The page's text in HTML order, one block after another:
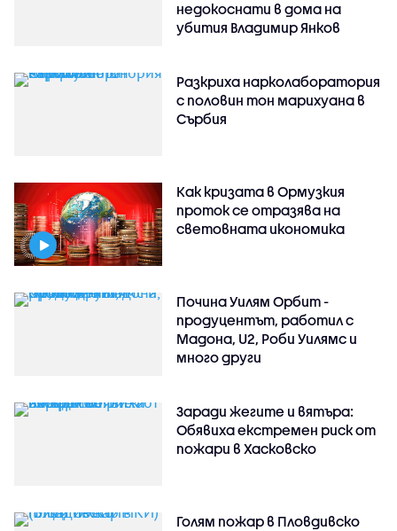
недокоснати в дома на
убития Владимир Янков
Разкриха нарколаборатория
с половин тон марихуана в
Сърбия
Как кризата в Ормузкия
проток се отразява на
световната икономика
Почина Уилям Орбит -
продуцентът, работил с
Мадона, U2, Роби Уилямс и
много други
Заради жегите и вятъра:
Обявиха екстремен риск от
пожари в Хасковско
Голям пожар в Пловдивско